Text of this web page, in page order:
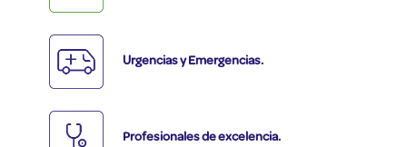
Urgencias y Emergencias.
Profesionales de excelencia.